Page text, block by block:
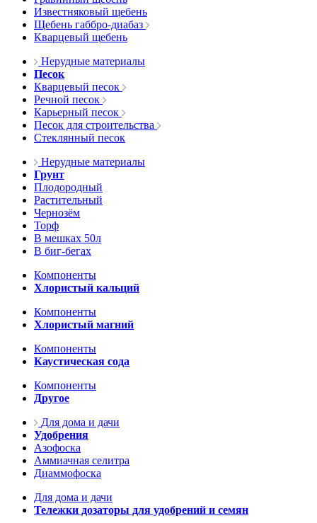
Известняковый щебень
Щебень габбро-диабаз
Кварцевый щебень
Нерудные материалы
Песок
Кварцевый песок
Речной песок
Карьерный песок
Песок для строительства
Стеклянный песок
Нерудные материалы
Грунт
Плодородный
Растительный
Чернозём
Торф
В мешках 50л
В биг-бегах
Компоненты
Хлористый кальций
Компоненты
Хлористый магний
Компоненты
Каустическая сода
Компоненты
Другое
Для дома и дачи
Удобрения
Азофоска
Аммиачная селитра
Диаммофоска
Для дома и дачи
Тележки дозаторы для удобрений и семян